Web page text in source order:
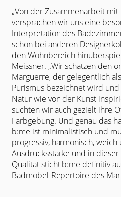
„Von der Zusammenarbeit mit
versprachen wir uns eine
Interpretation des
schon bei anderen
den Wohnbereich
Meissner. „Wir schätzen den
Marguerre, der gelegentlich
Purismus bezeichnet wird
Natur wie von der Kunst
suchten wir auch gezielt ihre
Farbgebung. Und genau das
b:me ist minimalistisch und
progressiv, harmonisch, weich
Ausdrucksstärke und in
Qualitätsticht b:me definitiv
Badmöbel-Repertoire des